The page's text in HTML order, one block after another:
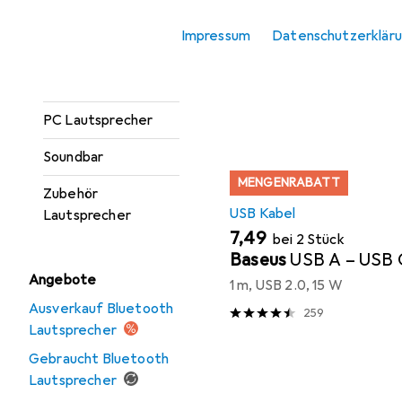
Impressum
PC Lautsprecher
Soundbar
Zubehör
Lautsprecher
Angebote
Ausverkauf Bluetooth
Lautsprecher
Gebraucht Bluetooth
Lautsprecher
MENGENRABATT
USB Kabel
EUR
7,49 bei 2 Stück
Baseus USB A – USB
1 m, USB 2.0, 15 W
259